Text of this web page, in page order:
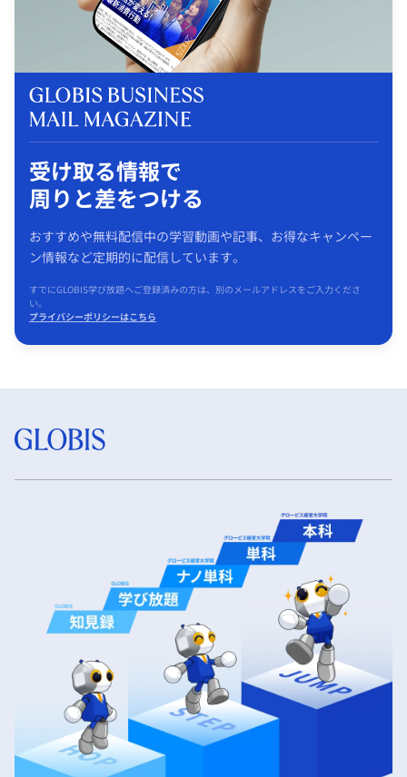
受け取る情報で
周りと差をつける
おすすめや無料配信中の学習動画や記事、お得なキャンペー
ン情報など定期的に配信しています。
すでにGLOBIS学び放題へご登録済みの方は、別のメールアドレスをご入力くださ
い。
プライバシーポリシーはこちら